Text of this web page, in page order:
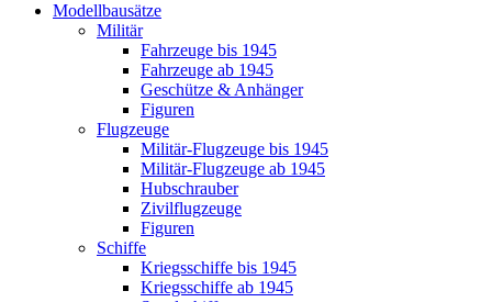
Modellbausätze
Militär
Fahrzeuge bis 1945
Fahrzeuge ab 1945
Geschütze & Anhänger
Figuren
Flugzeuge
Militär-Flugzeuge bis 1945
Militär-Flugzeuge ab 1945
Hubschrauber
Zivilflugzeuge
Figuren
Schiffe
Kriegsschiffe bis 1945
Kriegsschiffe ab 1945